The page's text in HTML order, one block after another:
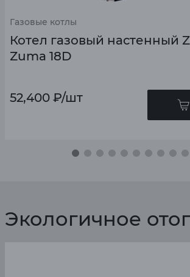
Газовые котлы
Котел газовый настенный
Zuma 18D
52,400 ₽/шт
Экологичное